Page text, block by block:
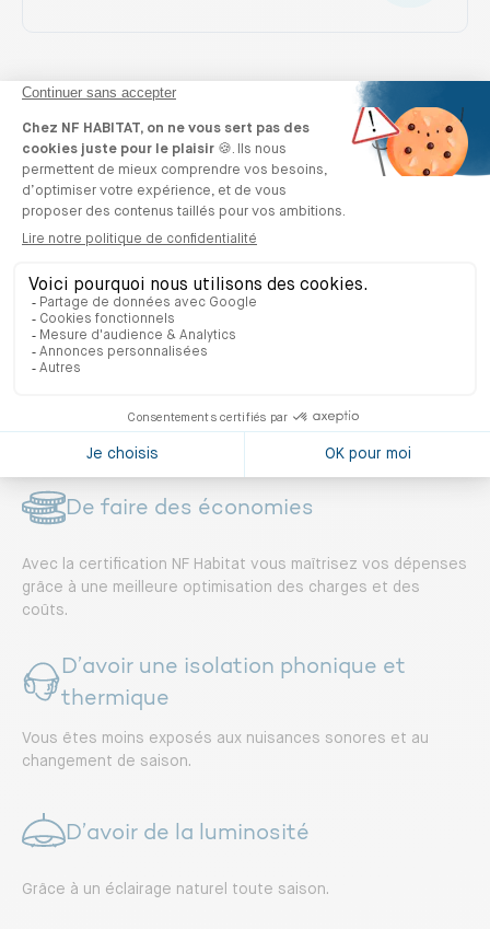
Quels sont les avantages d’un
appartement certifié ?
1/3 des habitants des logements
certifiés
sont « très satisfaits » de leur consommation
énergétique
quotidien…
De faire des économies
Avec la certification NF Habitat vous maîtrisez vos dépenses
grâce à une meilleure optimisation des charges et des
coûts.
D’avoir une isolation phonique et
thermique
Vous êtes moins exposés aux nuisances sonores et au
changement de saison.
D’avoir de la luminosité
Grâce à un éclairage naturel toute saison.